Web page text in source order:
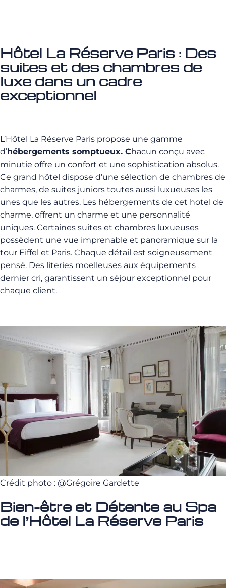
Hôtel La Réserve Paris : Des
suites et des chambres de
luxe dans un cadre
exceptionnel
L’Hôtel La Réserve Paris propose une gamme
d’hébergements somptueux. Chacun conçu avec
minutie offre un confort et une sophistication absolus.
Ce grand hôtel dispose d’une sélection de chambres de
charmes, de suites juniors toutes aussi luxueuses les
unes que les autres. Les hébergements de cet hotel de
charme, offrent un charme et une personnalité
uniques. Certaines suites et chambres luxueuses
possèdent une vue imprenable et panoramique sur la
tour Eiffel et Paris. Chaque détail est soigneusement
pensé. Des literies moelleuses aux équipements
dernier cri, garantissent un séjour exceptionnel pour
chaque client.
Crédit photo : @Grégoire Gardette
Bien-être et Détente au Spa
de l’Hôtel La Réserve Paris